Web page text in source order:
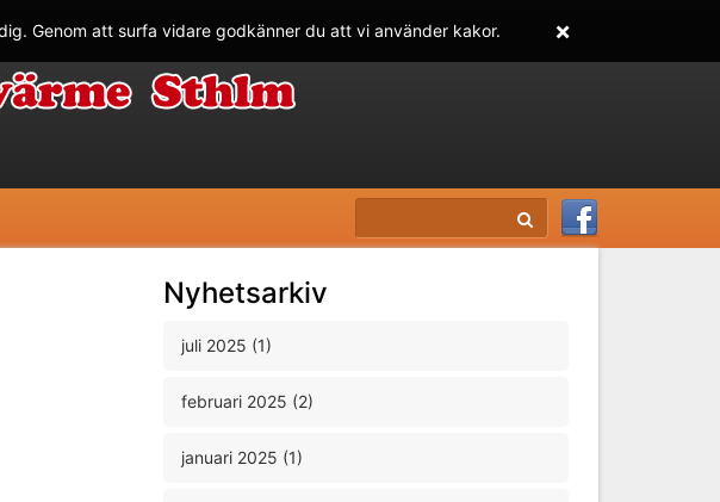
Nyhetsarkiv
juli 2025 (1)
februari 2025 (2)
januari 2025 (1)
×
Genom att surfa vidare godkänner du att vi använder kakor.